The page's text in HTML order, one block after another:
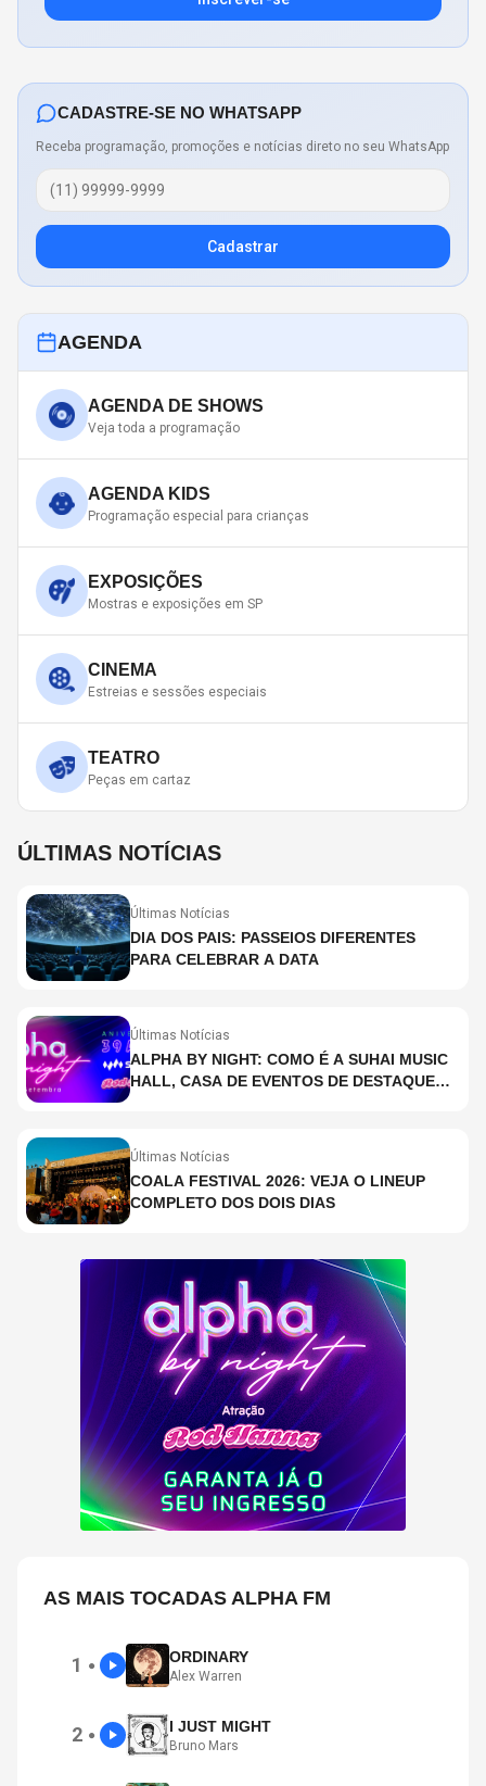
CADASTRE-SE NO WHATSAPP
Receba programação, promoções e notícias direto no seu WhatsApp
Cadastrar
AGENDA
AGENDA DE SHOWS
Veja toda a programação
AGENDA KIDS
Programação especial para crianças
EXPOSIÇÕES
Mostras e exposições em SP
CINEMA
Estreias e sessões especiais
TEATRO
Peças em cartaz
ÚLTIMAS NOTÍCIAS
Últimas Notícias
DIA DOS PAIS: PASSEIOS DIFERENTES
PARA CELEBRAR A DATA
Últimas Notícias
ALPHA BY NIGHT: COMO É A SUHAI MUSIC
HALL, CASA DE EVENTOS DE DESTAQUE
Últimas Notícias
COALA FESTIVAL 2026: VEJA O LINEUP
COMPLETO DOS DOIS DIAS
AS MAIS TOCADAS ALPHA FM
1 ● ORDINARY
Alex Warren
2 ● I JUST MIGHT
Bruno Mars